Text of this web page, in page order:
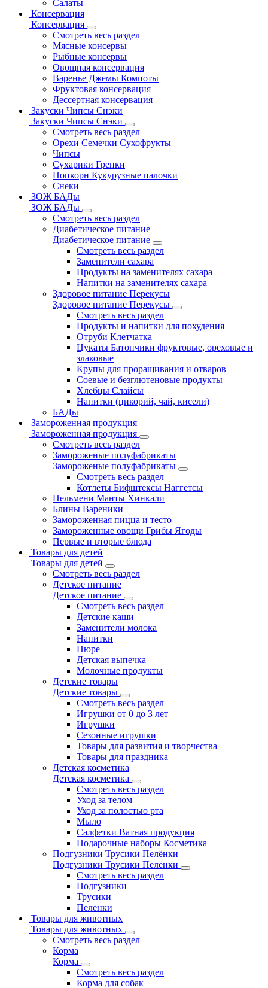
Салаты
Консервация
Консервация
Смотреть весь раздел
Мясные консервы
Рыбные консервы
Овощная консервация
Варенье Джемы Компоты
Фруктовая консервация
Дессертная консервация
Закуски Чипсы Снэки
Закуски Чипсы Снэки
Смотреть весь раздел
Орехи Семечки Сухофрукты
Чипсы
Сухарики Гренки
Попкорн Кукурузные палочки
Снеки
ЗОЖ БАДы
ЗОЖ БАДы
Смотреть весь раздел
Диабетическое питание
Диабетическое питание
Смотреть весь раздел
Заменители сахара
Продукты на заменителях сахара
Напитки на заменителях сахара
Здоровое питание Перекусы
Здоровое питание Перекусы
Смотреть весь раздел
Продукты и напитки для похудения
Отруби Клетчатка
Цукаты Батончики фруктовые, ореховые и
злаковые
Крупы для проращивания и отваров
Соевые и безглютеновые продукты
Хлебцы Слайсы
Напитки (цикорий, чай, кисели)
БАДы
Замороженная продукция
Замороженная продукция
Смотреть весь раздел
Замороженые полуфабрикаты
Замороженые полуфабрикаты
Смотреть весь раздел
Котлеты Бифштексы Наггетсы
Пельмени Манты Хинкали
Блины Вареники
Замороженная пицца и тесто
Замороженные овощи Грибы Ягоды
Первые и вторые блюда
Товары для детей
Товары для детей
Смотреть весь раздел
Детское питание
Детское питание
Смотреть весь раздел
Детские каши
Заменители молока
Напитки
Пюре
Детская выпечка
Молочные продукты
Детские товары
Детские товары
Смотреть весь раздел
Игрушки от 0 до 3 лет
Игрушки
Сезонные игрушки
Товары для развития и творчества
Товары для праздника
Детская косметика
Детская косметика
Смотреть весь раздел
Уход за телом
Уход за полостью рта
Мыло
Салфетки Ватная продукция
Подарочные наборы Косметика
Подгузники Трусики Пелёнки
Подгузники Трусики Пелёнки
Смотреть весь раздел
Подгузники
Трусики
Пеленки
Товары для животных
Товары для животных
Смотреть весь раздел
Корма
Корма
Смотреть весь раздел
Корма для собак